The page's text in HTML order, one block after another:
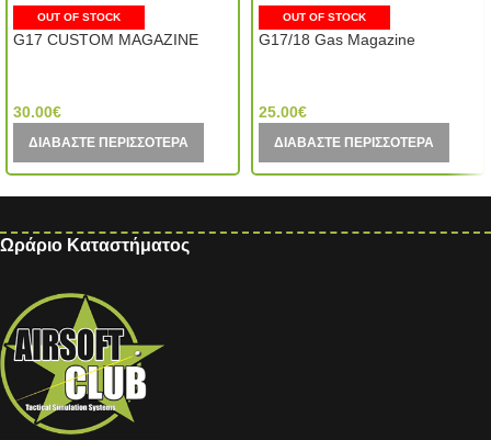
OUT OF STOCK
G17 CUSTOM MAGAZINE
30.00€
ΔΙΑΒΆΣΤΕ ΠΕΡΙΣΣΌΤΕΡΑ
OUT OF STOCK
G17/18 Gas Magazine
25.00€
ΔΙΑΒΆΣΤΕ ΠΕΡΙΣΣΌΤΕΡΑ
Ωράριο Καταστήματος